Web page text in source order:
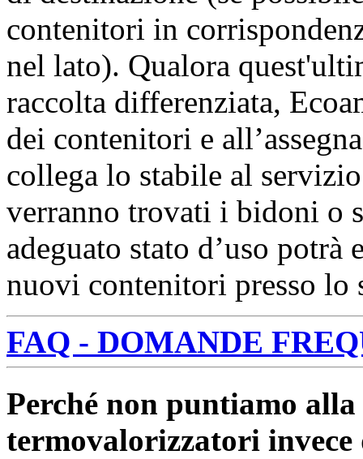
contenitori in
nel lato). Qualora
raccolta differenziata,
dei contenitori e
collega lo stabile al
verranno trovati i bidoni o
adeguato stato d’uso potrà
nuovi contenitori presso lo
FAQ - DOMANDE
Perché non puntiamo
termovalorizzatori